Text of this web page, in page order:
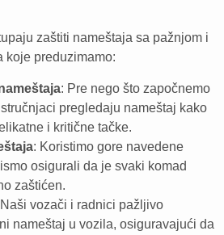
zaštiti nameštaja sa pažnjom i
koje preduzimamo:
: Pre nego što započnemo
pregledaju nameštaj kako
i kritične tačke.
: Koristimo gore navedene
osigurali da je svaki komad
zaštićen.
vozači i radnici pažljivo
nameštaj u vozila, osiguravajući da